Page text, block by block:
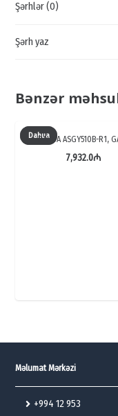
quantity
Şərhlər (0)
Şərh yaz
Bənzər
Dahua
DAHUA ASGY510B-R1,
7,932.0₼
Məlumat Mərkəzi
+994 12 953